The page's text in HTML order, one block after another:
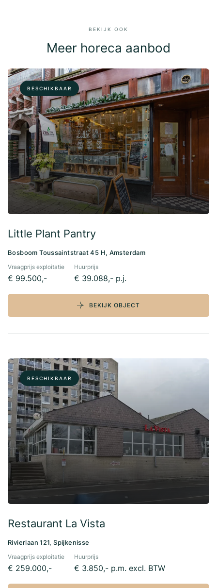
BEKIJK OOK
Meer horeca aanbod
BESCHIKBAAR
Little Plant Pantry
Bosboom Toussaintstraat 45 H, Amsterdam
Vraagprijs exploitatie
€ 99.500,-
Huurprijs
€ 39.088,- p.j.
BEKIJK OBJECT
BESCHIKBAAR
Restaurant La Vista
Rivierlaan 121, Spijkenisse
Vraagprijs exploitatie
€ 259.000,-
Huurprijs
€ 3.850,- p.m. excl. BTW